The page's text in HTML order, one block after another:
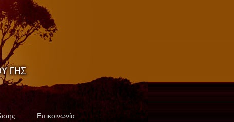
Επικοινωνία